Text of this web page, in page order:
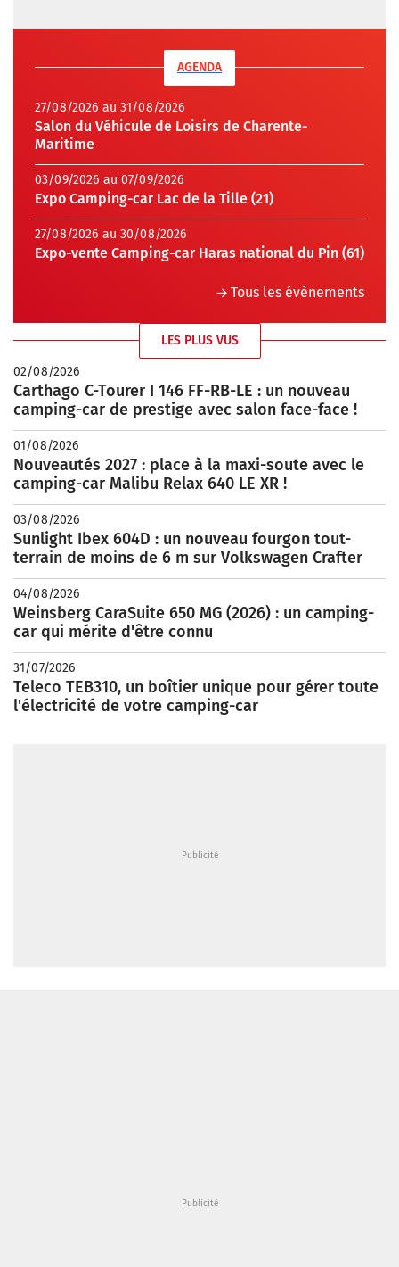
AGENDA
27/08/2026 au 31/08/2026
Salon du Véhicule de Loisirs de Charente-
Maritime
03/09/2026 au 07/09/2026
Expo Camping-car Lac de la Tille (21)
27/08/2026 au 30/08/2026
Expo-vente Camping-car Haras national du Pin (61)
Tous les évènements
LES PLUS VUS
02/08/2026
Carthago C-Tourer I 146 FF-RB-LE : un nouveau
camping-car de prestige avec salon face-face !
01/08/2026
Nouveautés 2027 : place à la maxi-soute avec le
camping-car Malibu Relax 640 LE XR !
03/08/2026
Sunlight Ibex 604D : un nouveau fourgon tout-
terrain de moins de 6 m sur Volkswagen Crafter
04/08/2026
Weinsberg CaraSuite 650 MG (2026) : un camping-
car qui mérite d'être connu
31/07/2026
Teleco TEB310, un boîtier unique pour gérer toute
l'électricité de votre camping-car